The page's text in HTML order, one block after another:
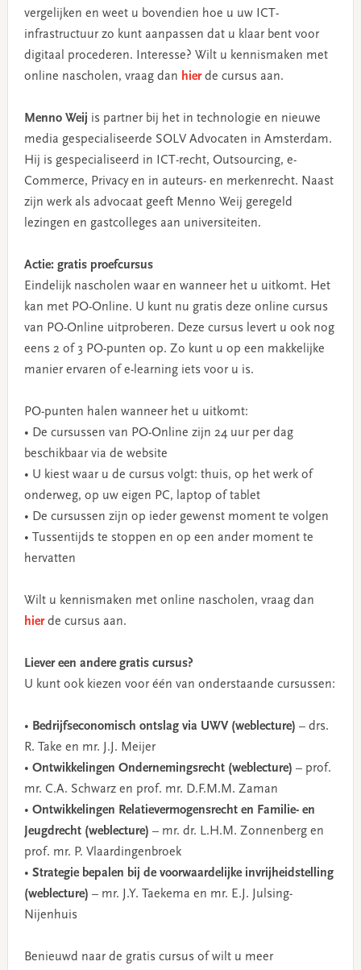
vergelijken en weet u bovendien hoe u uw ICT-
infrastructuur zo kunt aanpassen dat u klaar bent voor
digitaal procederen. Interesse? Wilt u kennismaken met
online nascholen, vraag dan hierde cursus aan.
Menno Weij is partner bij het in technologie en nieuwe
media gespecialiseerde SOLV Advocaten in Amsterdam.
Hij is gespecialiseerd in ICT-recht, Outsourcing, e-
Commerce, Privacy en in auteurs- en merkenrecht. Naast
zijn werk als advocaat geeft Menno Weij geregeld
lezingen en gastcolleges aan universiteiten.
Actie: gratis proefcursus
Eindelijk nascholen waar en wanneer het u uitkomt. Het
kan met PO-Online. U kunt nu gratis deze online cursus
van PO-Online uitproberen. Deze cursus levert u ook nog
eens 2 of 3 PO-punten op. Zo kunt u op een makkelijke
manier ervaren of e-learning iets voor u is.
PO-punten halen wanneer het u uitkomt:
• De cursussen van PO-Online zijn 24 uur per dag
beschikbaar via de website
• U kiest waar u de cursus volgt: thuis, op het werk of
onderweg, op uw eigen PC, laptop of tablet
• De cursussen zijn op ieder gewenst moment te volgen
• Tussentijds te stoppen en op een ander moment te
hervatten
Wilt u kennismaken met online nascholen, vraag dan
hierde cursus aan.
Liever een andere gratis cursus?
U kunt ook kiezen voor één van onderstaande cursussen:
• Bedrijfseconomisch ontslag via UWV (weblecture) – drs.
R. Take en mr. J.J. Meijer
• Ontwikkelingen Ondernemingsrecht (weblecture) – prof.
mr. C.A. Schwarz en prof. mr. D.F.M.M. Zaman
• Ontwikkelingen Relatievermogensrecht en Familie- en
Jeugdrecht (weblecture) – mr. dr. L.H.M. Zonnenberg en
prof. mr. P. Vlaardingenbroek
• Strategie bepalen bij de voorwaardelijke invrijheidstelling
(weblecture) – mr. J.Y. Taekema en mr. E.J. Julsing-
Nijenhuis
Benieuwd naar de gratis cursus of wilt u meer